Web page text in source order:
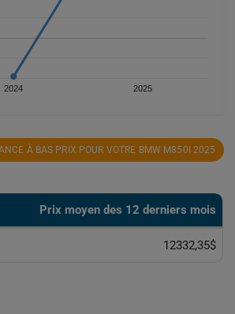
2024 2025
À BAS PRIX POUR VOTRE BMW M850I 2025
Prix ​​moyen des 12 derniers mois
12332,35$